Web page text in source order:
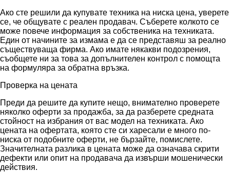
Ако сте решили да купувате техника на ниска цена, уверете
се, че общувате с реален продавач. Съберете колкото се
може повече информация за собственика на техниката.
Един от начините за измама е да се представяш за реално
съществуваща фирма. Ако имате някакви подозрения,
съобщете ни за това за допълнителен контрол с помощта
на формуляра за обратна връзка.
Проверка на цената
Преди да решите да купите нещо, внимателно проверете
няколко оферти за продажба, за да разберете средната
стойност на избрания от вас модел на техниката. Ако
цената на офертата, която сте си харесали е много по-
ниска от подобните оферти, не бързайте, помислете.
Значителната разлика в цената може да означава скрити
дефекти или опит на продавача да извърши мошенически
действия.